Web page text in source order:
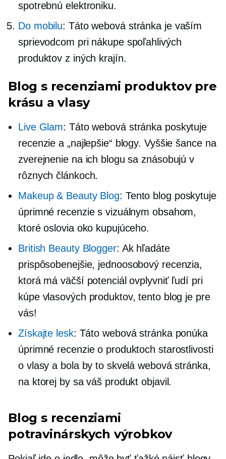
spotrebnú elektroniku.
Do mobilu: Táto webová stránka je vaším
sprievodcom pri nákupe spoľahlivých
produktov z iných krajín.
Blog s recenziami produktov pre
krásu a vlasy
Live Glam: Táto webová stránka poskytuje
recenzie a „najlepšie“ blogy. Vyššie šance na
zverejnenie na ich blogu sa znásobujú v
rôznych článkoch.
Makeup & Beauty Blog: Tento blog poskytuje
úprimné recenzie s vizuálnym obsahom,
ktoré oslovia oko kupujúceho.
British Beauty Blogger: Ak hľadáte
prispôsobenejšie, jednoosobový recenzia,
ktorá má väčší potenciál ovplyvniť ľudí pri
kúpe vlasových produktov, tento blog je pre
vás!
Získajte lesk: Táto webová stránka ponúka
úprimné recenzie o produktoch starostlivosti
o vlasy a bola by to skvelá webová stránka,
na ktorej by sa váš produkt objavil.
Blog s recenziami
potravinárskych výrobkov